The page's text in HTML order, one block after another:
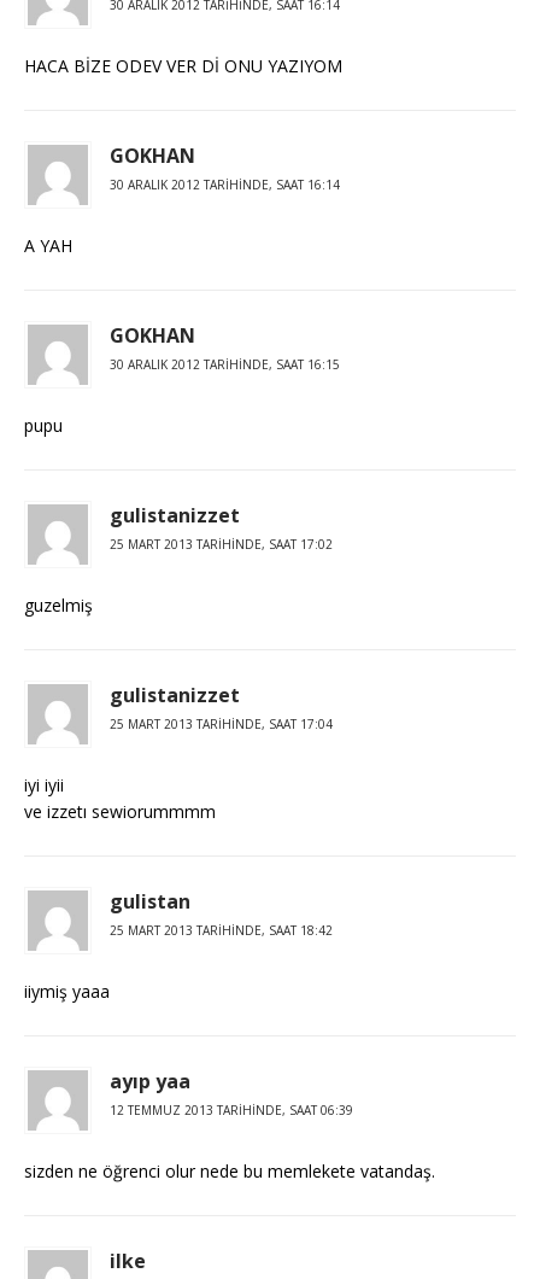
30 ARALIK 2012 TARIHINDE, SAAT 16:14
HACA BİZE ODEV VER Dİ ONU YAZIYOM
GOKHAN
30 ARALIK 2012 TARIHINDE, SAAT 16:14
A YAH
GOKHAN
30 ARALIK 2012 TARIHINDE, SAAT 16:15
pupu
gulistanizzet
25 MART 2013 TARIHINDE, SAAT 17:02
guzelmiş
gulistanizzet
25 MART 2013 TARIHINDE, SAAT 17:04
iyi iyii
ve izzetı sewiorummmm
gulistan
25 MART 2013 TARIHINDE, SAAT 18:42
iiymiş yaaa
ayıp yaa
12 TEMMUZ 2013 TARIHINDE, SAAT 06:39
sizden ne öğrenci olur nede bu memlekete vatandaş.
ilke